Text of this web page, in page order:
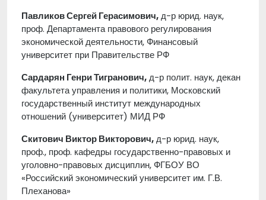
Павликов Сергей Герасимович,д-р юрид. наук,
проф. Департамента правового регулирования
экономической деятельности, Финансовый
университет при Правительстве РФ
Сардарян Генри Тигранович,д-р полит. наук, декан
факультета управления и политики, Московский
государственный институт международных
отношений (университет) МИД РФ
Скитович Виктор Викторович,д-р юрид. наук,
проф., проф. кафедры государственно-правовых и
уголовно-правовых дисциплин, ФГБОУ ВО
«Российский экономический университет им. Г.В.
Плеханова»